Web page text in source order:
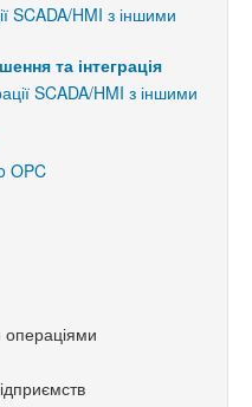
SCADA/HMI з іншими
та інтеграція
SCADA/HMI з іншими
OPC